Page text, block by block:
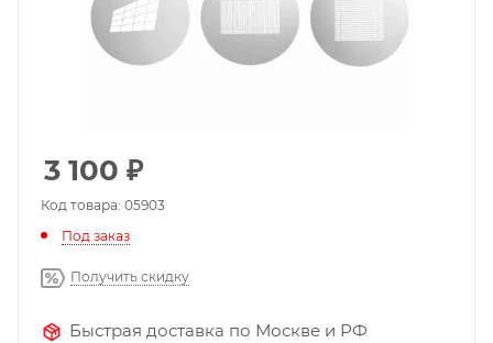
3 100 ₽
Код товара: 05903
Под заказ
Получить скидку
Быстрая доставка по Москве и РФ